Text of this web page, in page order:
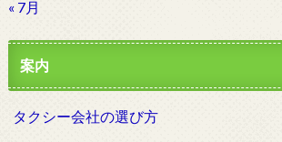
« 7月
案内
タクシー会社の選び方